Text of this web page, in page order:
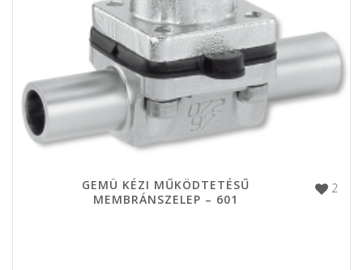
2
GEMÜ KÉZI MŰKÖDTETÉSŰ
MEMBRÁNSZELEP – 601